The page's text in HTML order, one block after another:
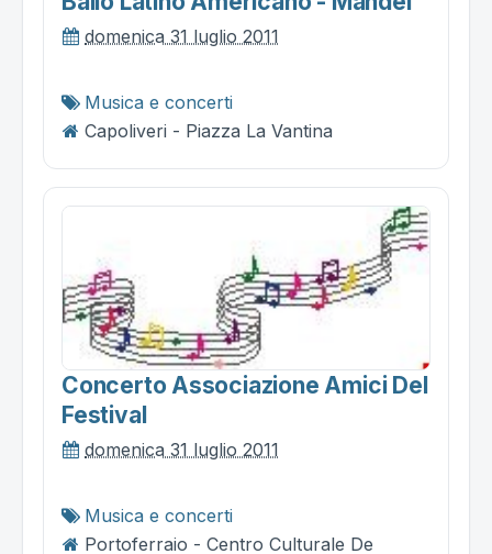
domenica 31 luglio 2011
Musica e concerti
Capoliveri - Piazza La Vantina
Concerto Associazione Amici Del
Festival
domenica 31 luglio 2011
Musica e concerti
Portoferraio - Centro Culturale De